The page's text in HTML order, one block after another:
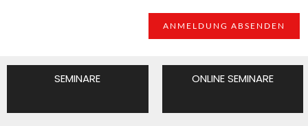
SEMINARE ONLINE SEMINARE